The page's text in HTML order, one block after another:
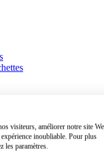
plastique
visiteurs, améliorer notre site
inoubliable. Pour plus
les paramètres.